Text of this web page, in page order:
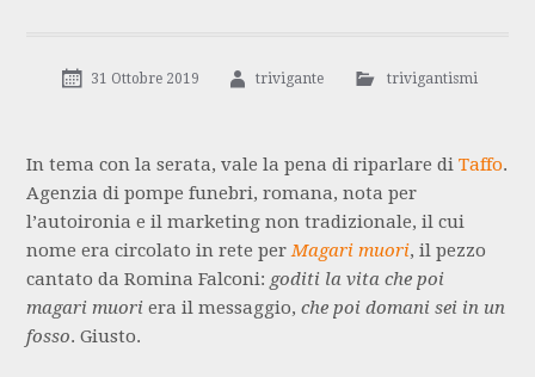
31 Ottobre 2019 trivigante trivigantismi
In tema con la serata, vale la pena di riparlare diTaffo.
Agenzia di pompe funebri, romana, nota per
l’autoironia e il marketing non tradizionale, il cui
nome era circolato in rete perMagari muori, il pezzo
cantato da Romina Falconi: goditi la vita che poi
magari muori era il messaggio,che poi domani sei in un
fosso. Giusto.